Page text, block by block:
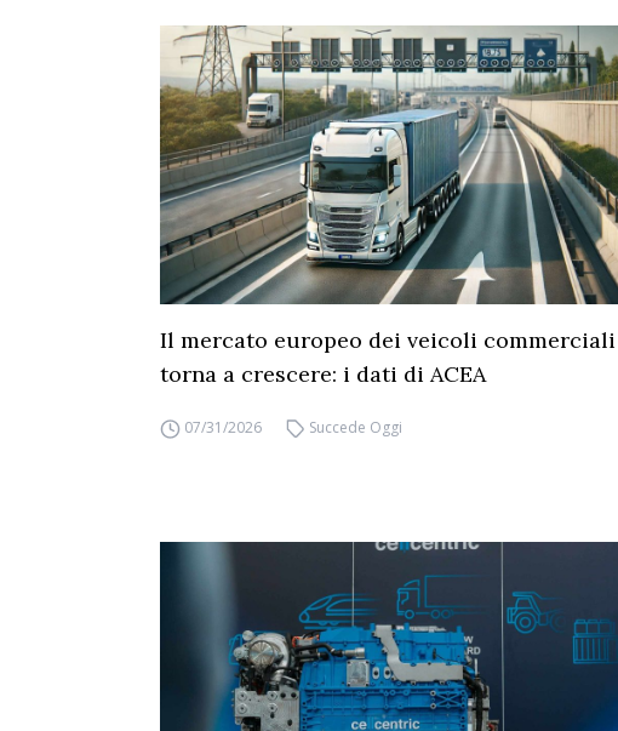
Il mercato europeo dei veicoli commerciali
torna a crescere: i dati di ACEA
07/31/2026 Succede Oggi